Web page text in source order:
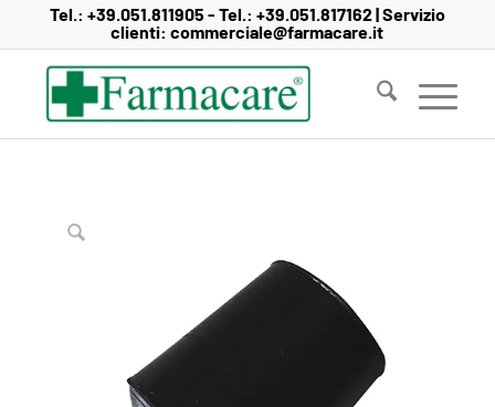
contenuto
navigazione
Tel.: +39.051.811905 - Tel.: +39.051.817162| Servizio
clienti:commerciale@farmacare.it